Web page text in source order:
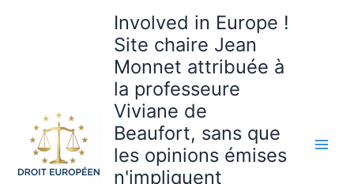
Involved in Europe !
Site chaire Jean
Monnet attribuée à
la professeure
Viviane de
Beaufort, sans que
les opinions émises
n'impliquent